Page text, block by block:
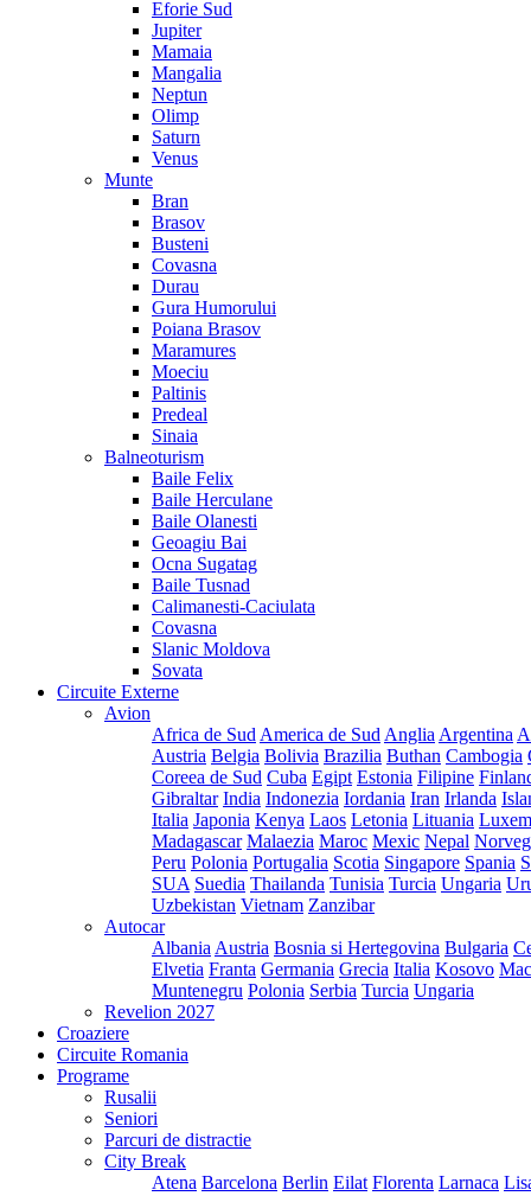
Eforie Sud
Jupiter
Mamaia
Mangalia
Neptun
Olimp
Saturn
Venus
Munte
Bran
Brasov
Busteni
Covasna
Durau
Gura Humorului
Poiana Brasov
Maramures
Moeciu
Paltinis
Predeal
Sinaia
Balneoturism
Baile Felix
Baile Herculane
Baile Olanesti
Geoagiu Bai
Ocna Sugatag
Baile Tusnad
Calimanesti-Caciulata
Covasna
Slanic Moldova
Sovata
Circuite Externe
Avion
Africa de Sud America de Sud Anglia Argentina
Austria Belgia Bolivia Brazilia Buthan Cambogia
Coreea de Sud Cuba Egipt Estonia Filipine
Gibraltar India Indonezia Iordania Iran Irlanda
Italia Japonia Kenya Laos Letonia Lituania
Madagascar Malaezia Maroc Mexic Nepal
Peru Polonia Portugalia Scotia Singapore Spania
SUA Suedia Thailanda Tunisia Turcia Ungaria
Uzbekistan Vietnam Zanzibar
Autocar
Albania Austria Bosnia si Hertegovina Bulgaria
Elvetia Franta Germania Grecia Italia Kosovo
Muntenegru Polonia Serbia Turcia Ungaria
Revelion 2027
Croaziere
Circuite Romania
Programe
Rusalii
Seniori
Parcuri de distractie
City Break
Atena Barcelona Berlin Eilat Florenta Larnaca